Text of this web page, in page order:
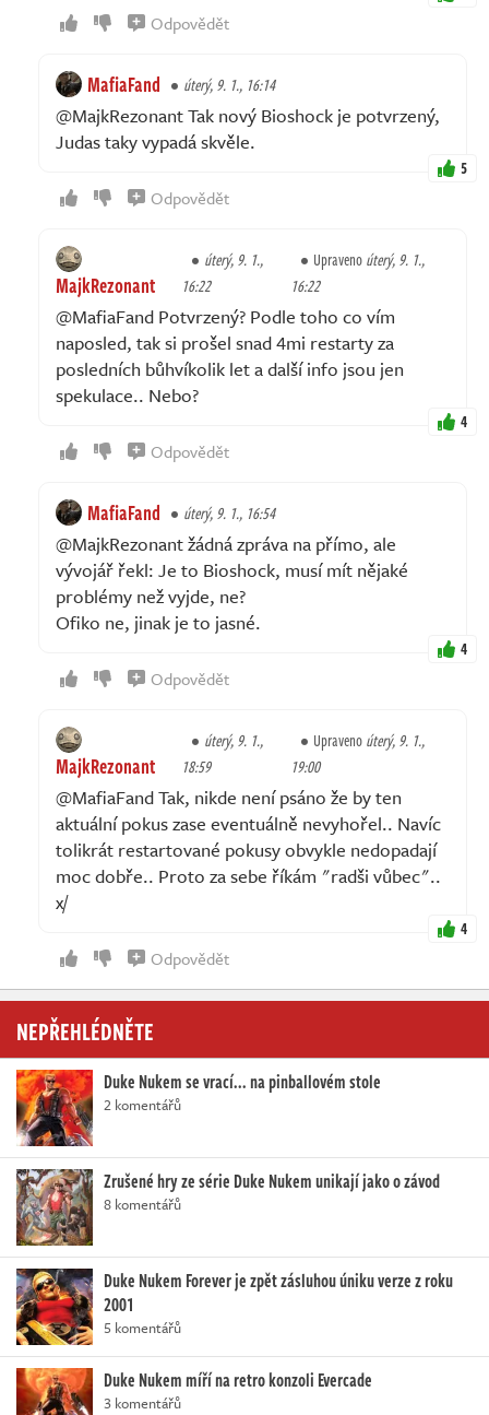
Odpovědět
MafiaFand úterý, 9. 1., 16:14
@MajkRezonant Tak nový Bioshock je potvrzený,
Judas taky vypadá skvěle.
5
Odpovědět
MajkRezonant
úterý, 9. 1.,
16:22
Upravenoúterý, 9. 1.,
16:22
@MafiaFand Potvrzený? Podle toho co vím
naposled, tak si prošel snad 4mi restarty za
posledních bůhvíkolik let a další info jsou jen
spekulace.. Nebo?
4
Odpovědět
MafiaFand úterý, 9. 1., 16:54
@MajkRezonant žádná zpráva na přímo, ale
vývojář řekl: Je to Bioshock, musí mít nějaké
problémy než vyjde, ne?
Ofiko ne, jinak je to jasné.
4
Odpovědět
MajkRezonant
úterý, 9. 1.,
18:59
Upravenoúterý, 9. 1.,
19:00
@MafiaFand Tak, nikde není psáno že by ten
aktuální pokus zase eventuálně nevyhořel.. Navíc
tolikrát restartované pokusy obvykle nedopadají
moc dobře.. Proto za sebe říkám "radši vůbec"..
x/
4
Odpovědět
NEPŘEHLÉDNĚTE
Duke Nukem se vrací... na pinballovém stole
2 komentářů
Zrušené hry ze série Duke Nukem unikají jako o závod
8 komentářů
Duke Nukem Forever je zpět zásluhou úniku verze z roku
2001
5 komentářů
Duke Nukem míří na retro konzoli Evercade
3 komentářů